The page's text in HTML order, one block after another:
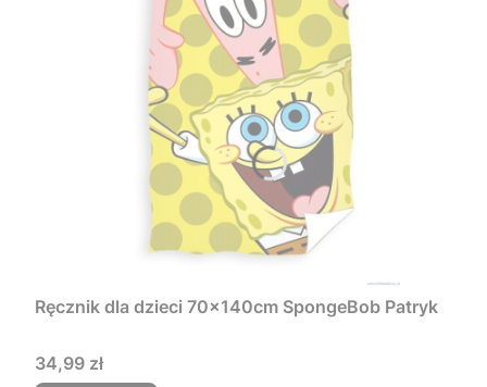
Ręcznik dla dzieci 70x140cm SpongeBob Patryk
Cena
34,99 zł